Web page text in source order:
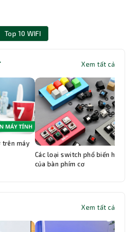
Top 10 WIFI
Xem tất cả
trên máy
Các loại switch phổ biến hiện
của bàn phím cơ
Xem tất cả